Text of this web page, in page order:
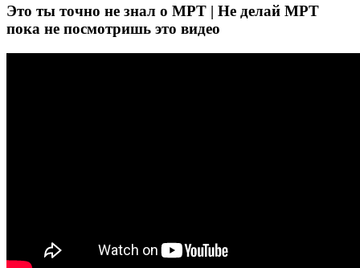
Это ты точно не знал о МРТ | Не делай МРТ
пока не посмотришь это видео